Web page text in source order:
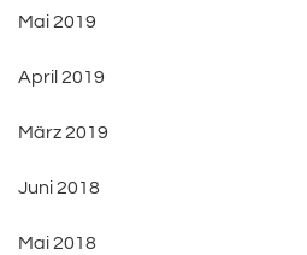
Mai 2019
April 2019
März 2019
Juni 2018
Mai 2018